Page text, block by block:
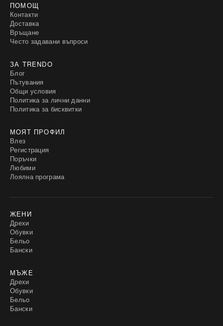
ПОМОЩ
Контакти
Доставка
Връщане
Често задавани въпроси
ЗА TRENDO
Блог
Пътувания
Общи условия
Политика за лични данни
Политика за бисквитки
МОЯТ ПРОФИЛ
Влез
Регистрация
Поръчки
Любими
Лоялна програма
ЖЕНИ
Дрехи
Обувки
Бельо
Бански
МЪЖЕ
Дрехи
Обувки
Бельо
Бански